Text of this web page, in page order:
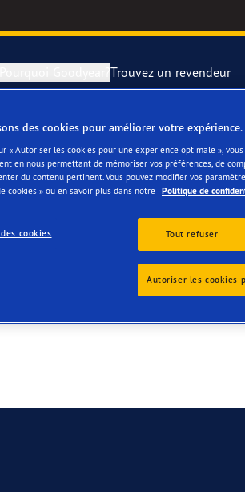
Pourquoi Goodyear?
F1 SuperSport
Performance 2
4Seasons GEN-3
Trouvez un revendeur
des cookies pour améliorer votre expérience.
« Autoriser les cookies pour une expérience optimale »,
en nous permettant de mémoriser vos préférences, de
du contenu pertinent. Vous pouvez modifier vos
cookies » ou en savoir plus dans notre Politique de
cookies Tout refuser
Autoriser les cookies